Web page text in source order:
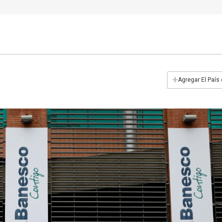
+Agregar El País